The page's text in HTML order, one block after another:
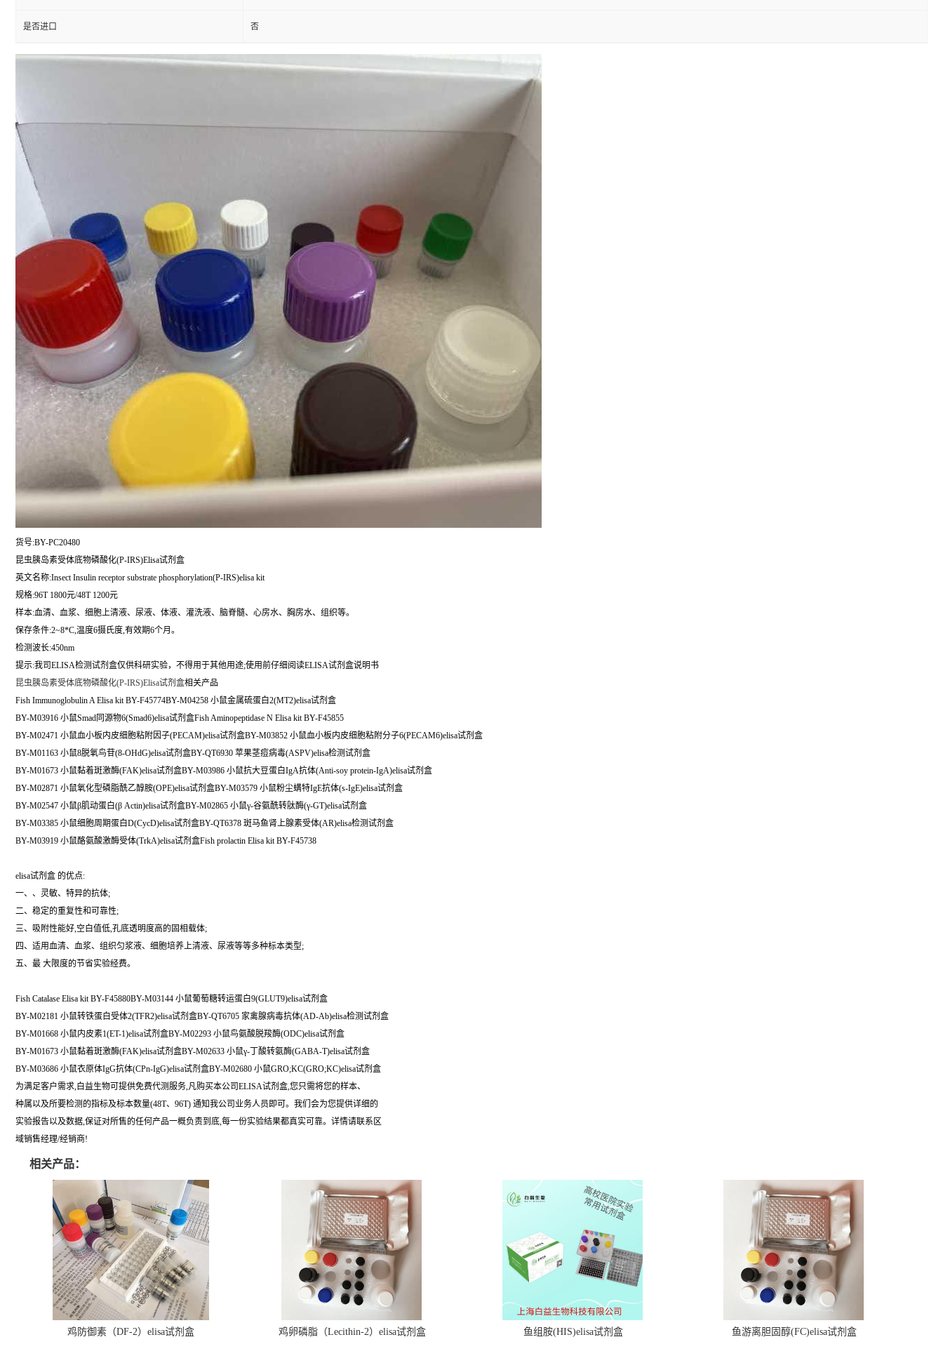
是否进口 否
货号:BY-PC20480
昆虫胰岛素受体底物磷酸化(P-IRS)Elisa试剂盒
英文名称:Insect Insulin receptor substrate phosphorylation(P-IRS)elisa kit
规格:96T 1800元/48T 1200元
样本:血清、血浆、细胞上清液、尿液、体液、灌洗液、脑脊髓、心房水、胸房水、组织等。
保存条件:2~8*C,温度6摄氏度,有效期6个月。
检测波长:450nm
提示:我司ELISA检测试剂盒仅供科研实验，不得用于其他用途;使用前仔细阅读ELISA试剂盒说明书
昆虫胰岛素受体底物磷酸化(P-IRS)Elisa试剂盒相关产品
Fish Immunoglobulin A Elisa kit BY-F45774BY-M04258 小鼠金属硫蛋白2(MT2)elisa试剂盒
BY-M03916 小鼠Smad同源物6(Smad6)elisa试剂盒Fish Aminopeptidase N Elisa kit BY-F45855
BY-M02471 小鼠血小板内皮细胞粘附因子(PECAM)elisa试剂盒BY-M03852 小鼠血小板内皮细胞粘附分子6(PECAM6)elisa试剂盒
BY-M01163 小鼠8脱氧鸟苷(8-OHdG)elisa试剂盒BY-QT6930 苹果茎痘病毒(ASPV)elisa检测试剂盒
BY-M01673 小鼠黏着斑激酶(FAK)elisa试剂盒BY-M03986 小鼠抗大豆蛋白IgA抗体(Anti-soy protein-IgA)elisa试剂盒
BY-M02871 小鼠氧化型磷脂酰乙醇胺(OPE)elisa试剂盒BY-M03579 小鼠粉尘螨特IgE抗体(s-IgE)elisa试剂盒
BY-M02547 小鼠β肌动蛋白(β Actin)elisa试剂盒BY-M02865 小鼠γ-谷氨酰转肽酶(γ-GT)elisa试剂盒
BY-M03385 小鼠细胞周期蛋白D(CycD)elisa试剂盒BY-QT6378 斑马鱼肾上腺素受体(AR)elisa检测试剂盒
BY-M03919 小鼠酪氨酸激酶受体(TrkA)elisa试剂盒Fish prolactin Elisa kit BY-F45738
elisa试剂盒 的优点:
一、、灵敏、特异的抗体;
二、稳定的重复性和可靠性;
三、吸附性能好,空白值低,孔底透明度高的固相载体;
四、适用血清、血浆、组织匀浆液、细胞培养上清液、尿液等等多种标本类型;
五、最 大限度的节省实验经费。
Fish Catalase Elisa kit BY-F45880BY-M03144 小鼠葡萄糖转运蛋白9(GLUT9)elisa试剂盒
BY-M02181 小鼠转铁蛋白受体2(TFR2)elisa试剂盒BY-QT6705 家禽腺病毒抗体(AD-Ab)elisa检测试剂盒
BY-M01668 小鼠内皮素1(ET-1)elisa试剂盒BY-M02293 小鼠鸟氨酸脱羧酶(ODC)elisa试剂盒
BY-M01673 小鼠黏着斑激酶(FAK)elisa试剂盒BY-M02633 小鼠γ-丁酸转氨酶(GABA-T)elisa试剂盒
BY-M03686 小鼠衣原体IgG抗体(CPn-IgG)elisa试剂盒BY-M02680 小鼠GRO;KC(GRO;KC)elisa试剂盒
为满足客户需求,白益生物可提供免费代测服务,凡购买本公司ELISA试剂盒,您只需将您的样本、
种属以及所要检测的指标及标本数量(48T、96T) 通知我公司业务人员即可。我们会为您提供详细的
实验报告以及数据,保证对所售的任何产品一概负责到底,每一份实验结果都真实可靠。详情请联系区
域销售经理/经销商!
相关产品：
鸡防御素（DF-2）elisa试剂盒 鸡卵磷脂（Lecithin-2）elisa试剂盒 鱼组胺(HIS)elisa试剂盒 鱼游离胆固醇(FC)elisa试剂盒